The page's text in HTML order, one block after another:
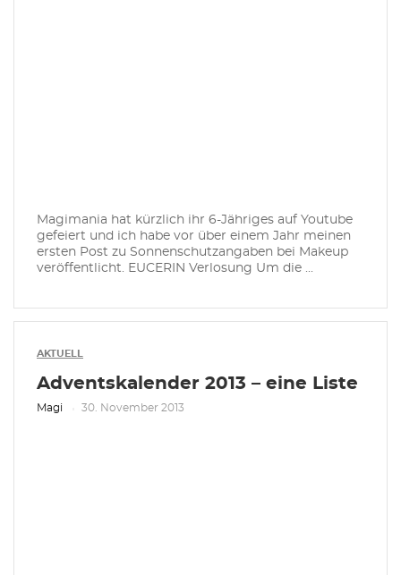
Magimania hat kürzlich ihr 6-Jähriges auf Youtube
gefeiert und ich habe vor über einem Jahr meinen
ersten Post zu Sonnenschutzangaben bei Makeup
veröffentlicht. EUCERIN Verlosung Um die ...
AKTUELL
Adventskalender 2013 – eine Liste
Magi 30. November 2013